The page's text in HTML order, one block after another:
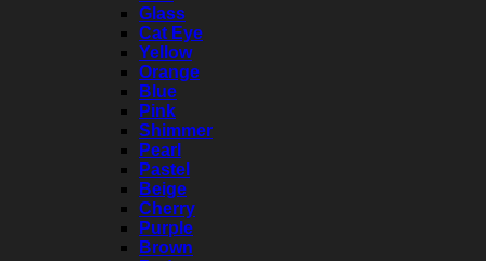
Glass
Cat Eye
Yellow
Orange
Blue
Pink
Shimmer
Pearl
Pastel
Beige
Cherry
Purple
Brown